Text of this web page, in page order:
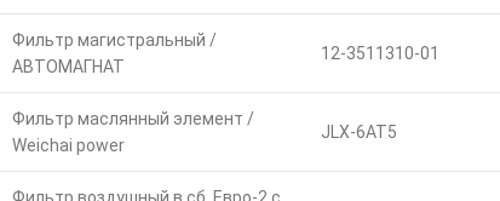
Фильтр магистральный /
АВТОМАГНАТ
12-3511310-01
Фильтр маслянный элемент /
Weichai power
JLX-6AT5